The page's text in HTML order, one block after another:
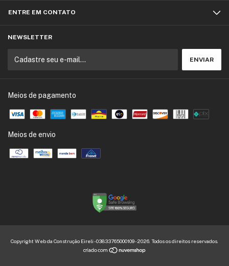
ENTRE EM CONTATO
NEWSLETTER
Meios de pagamento
Meios de envio
Copyright Web da Construção Eireli - 03833765000109 - 2026. Todos os direitos reservados.